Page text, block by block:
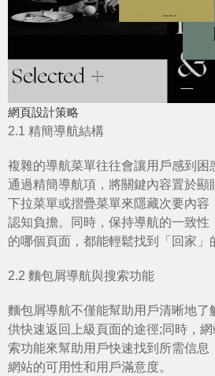
網頁設計策略
2.1 精簡導航結構
複雜的導航菜單往往會讓用戶感到困
通過精簡導航項，將關鍵內容置於顯
下拉菜單或摺疊菜單來隱藏次要內容
認知負擔。同時，保持導航的一致性
的哪個頁面，都能輕鬆找到「回家」
2.2 麵包屑導航與搜索功能
麵包屑導航不僅能幫助用戶清晰地了
供快速返回上級頁面的途徑;同時，
索功能來幫助用戶快速找到所需信息
網站的可用性和用戶滿意度。